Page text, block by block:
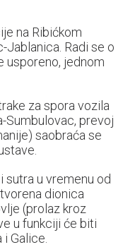
na Ribićkom
Radi se o
usporeno, jednom
za spora vozila
Sumbulovac, prevoj
saobraća se
sutra u vremenu od
dionica
(prolaz kroz
u funkciji će biti
Galice.